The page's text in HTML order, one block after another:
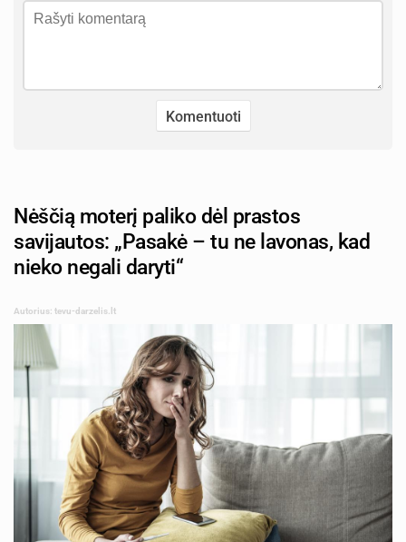
Nėščią moterį paliko dėl prastos
savijautos: „Pasakė – tu ne lavonas, kad
nieko negali daryti“
Autorius: tevu-darzelis.lt